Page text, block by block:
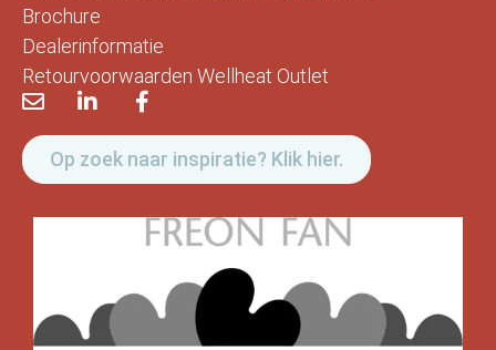
Brochure
Dealerinformatie
Retourvoorwaarden Wellheat Outlet
Op zoek naar inspiratie? Klik hier.